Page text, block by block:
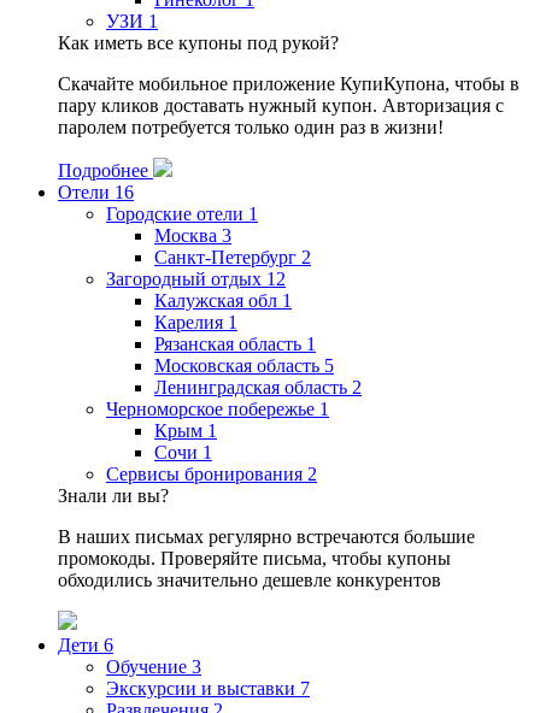
УЗИ 1
Как иметь все купоны под рукой?
Скачайте мобильное приложение КупиКупона, чтобы в
пару кликов доставать нужный купон. Авторизация с
паролем потребуется только один раз в жизни!
Подробнее
Отели 16
Городские отели 1
Москва 3
Санкт-Петербург 2
Загородный отдых 12
Калужская обл 1
Карелия 1
Рязанская область 1
Московская область 5
Ленинградская область 2
Черноморское побережье 1
Крым 1
Сочи 1
Сервисы бронирования 2
Знали ли вы?
В наших письмах регулярно встречаются большие
промокоды. Проверяйте письма, чтобы купоны
обходились значительно дешевле конкурентов
Дети 6
Обучение 3
Экскурсии и выставки 7